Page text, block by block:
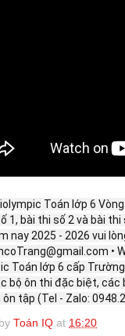
Toán lớp 6
1, bài thi số 2 và bài
nay 2025 - 2026 vui
•
Toán lớp 6 cấp
bộ ôn thi đặc biệt,
tập (Tel - Zalo:
Toán IQ at 16:20